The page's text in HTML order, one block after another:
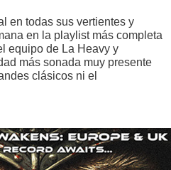
en todas sus vertientes y
en la playlist más completa
equipo de La Heavy y
más sonada muy presente
clásicos ni el